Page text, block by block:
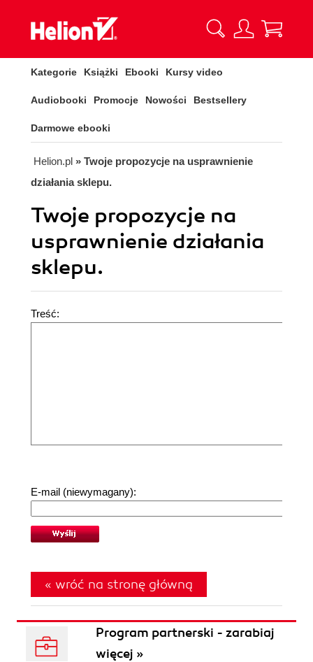
Kategorie Książki Ebooki Kursy video
Audiobooki Promocje Nowości Bestsellery
Darmowe ebooki
Helion.pl » Twoje propozycje na usprawnienie
działania sklepu.
Twoje propozycje na
usprawnienie działania
sklepu.
Treść:
E-mail (niewymagany):
« wróć na stronę główną
Program partnerski - zarabiaj
więcej »